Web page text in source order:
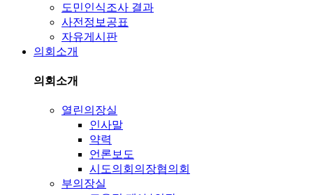
도민인식조사 결과
사전정보공표
자유게시판
의회소개
의회소개
열린의장실
인사말
약력
언론보도
시도의회의장협의회
부의장실